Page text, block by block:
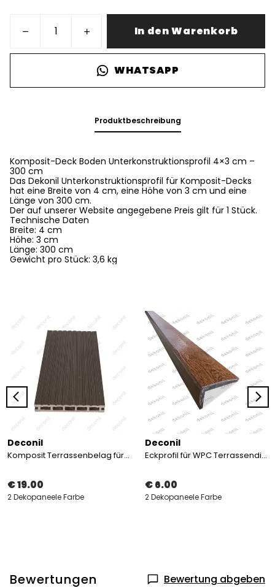
In den Warenkorb
WHATSAPP
Produktbeschreibung
Komposit-Deck Boden Unterkonstruktionsprofil 4×3 cm –
300 cm
Das Dekonil Unterkonstruktionsprofil für Komposit-Decks
hat eine Breite von 4 cm, eine Höhe von 3 cm und eine
Länge von 300 cm.
Der auf unserer Website angegebene Preis gilt für 1 Stück.
Technische Daten
Breite: 4 cm
Höhe: 3 cm
Länge: 300 cm
Gewicht pro Stück: 3,6 kg
Deconil
Komposit Terrassenbelag für 5 Zimmer
€ 19.00
2 Dekopaneele Farbe
Deconil
Eckprofil für WPC Terrassendielen
€ 6.00
2 Dekopaneele Farbe
Bewertungen Bewertung abgeben